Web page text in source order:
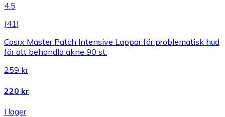
4.5
(41)
Cosrx Master Patch Intensive Lappar för problematisk hud
för att behandla akne 90 st.
259 kr
220 kr
I lager